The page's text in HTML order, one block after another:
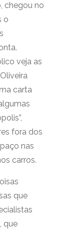
chegou no
o
veja as
carta
fora dos
nas
carros.
que
que